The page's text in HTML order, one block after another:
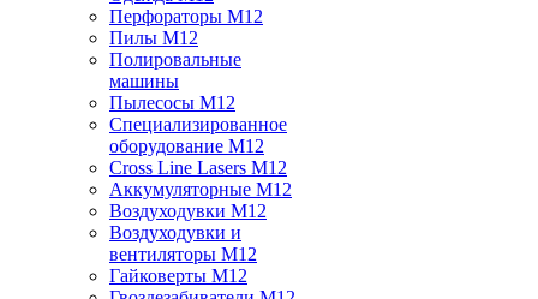
Перфораторы M12
Пилы M12
Полировальные
машины
Пылесосы M12
Специализированное
оборудование M12
Cross Line Lasers M12
Аккумуляторные M12
Воздуходувки M12
Воздуходувки и
вентиляторы M12
Гайковерты M12